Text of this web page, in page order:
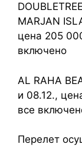
MARJAN
цена 205
включено
AL RAHA
и 08.12.,
все
Перелет